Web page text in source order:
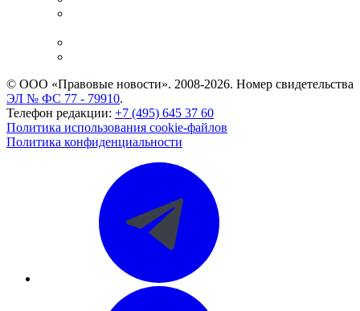
© ООО «Правовые новости». 2008-2026. Номер свидетельства
ЭЛ № ФС 77 - 79910.
Телефон редакции: +7 (495) 645 37 60
Политика использования cookie-файлов
Политика конфиденциальности